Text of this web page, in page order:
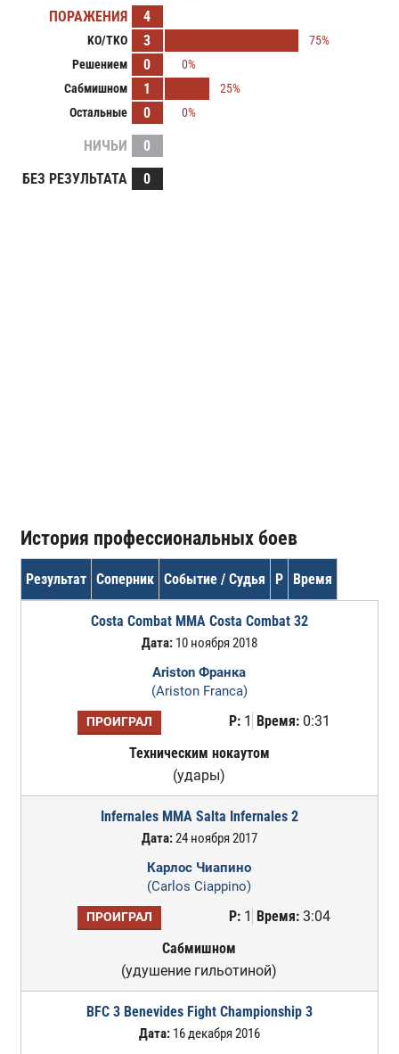
ПОРАЖЕНИЯ 4
KO/TKO 3
75%
Решением
0
0%
Сабмишном
1
25%
Остальные
0 0%
НИЧЬИ
0
БЕЗ РЕЗУЛЬТАТА
0
История профессиональных боев
Результат Соперник Событие / Судья Р Время
Costa Combat MMA Costa Combat 32
Дата:10 ноября 2018
Ariston Франка
(Ariston Franca)
ПРОИГРАЛ Р:1 Время:0:31
Техническим нокаутом
(удары)
Infernales MMA Salta Infernales 2
Дата:24 ноября 2017
Карлос Чиапино
(Carlos Ciappino)
ПРОИГРАЛ Р:1 Время:3:04
Сабмишном
(удушение гильотиной)
BFC 3 Benevides Fight Championship 3
Дата:16 декабря 2016